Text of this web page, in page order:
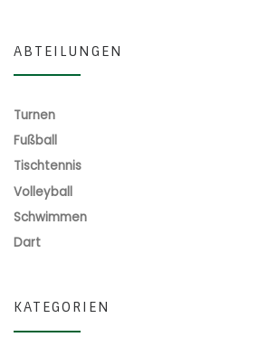
ABTEILUNGEN
Turnen
Fußball
Tischtennis
Volleyball
Schwimmen
Dart
KATEGORIEN